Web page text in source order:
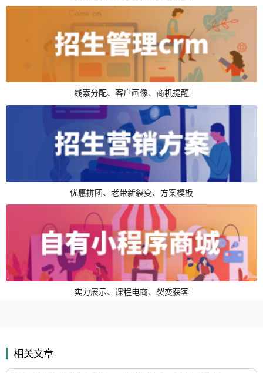
线索分配、客户画像、商机提醒
优惠拼团、老带新裂变、方案模板
实力展示、课程电商、裂变获客
相关文章